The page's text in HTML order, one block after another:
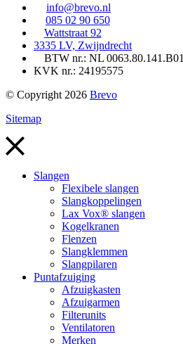
info@brevo.nl
085 02 90 650
Wattstraat 92
3335 LV, Zwijndrecht
BTW nr.: NL 0063.80.141.B01
KVK nr.: 24195575
© Copyright 2026 Brevo
Sitemap
Slangen
Flexibele slangen
Slangkoppelingen
Lax Vox® slangen
Kogelkranen
Flenzen
Slangklemmen
Slangpilaren
Puntafzuiging
Afzuigkasten
Afzuigarmen
Filterunits
Ventilatoren
Merken